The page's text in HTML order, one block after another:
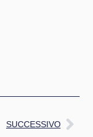
SUCCESSIVO